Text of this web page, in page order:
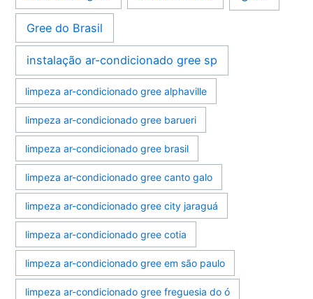
Gree do Brasil
instalação ar-condicionado gree sp
limpeza ar-condicionado gree alphaville
limpeza ar-condicionado gree barueri
limpeza ar-condicionado gree brasil
limpeza ar-condicionado gree canto galo
limpeza ar-condicionado gree city jaraguá
limpeza ar-condicionado gree cotia
limpeza ar-condicionado gree em são paulo
limpeza ar-condicionado gree freguesia do ó